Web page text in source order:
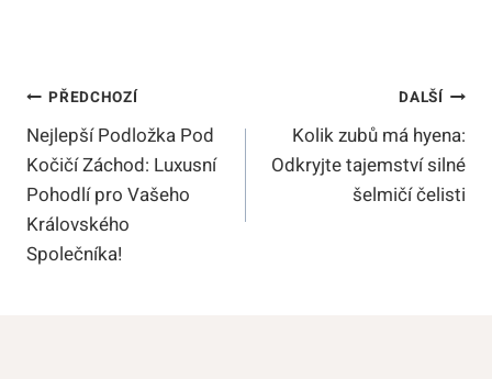
Navigace
Pro
Příspěvek
PŘEDCHOZÍ
Nejlepší Podložka Pod
Kočičí Záchod: Luxusní
Pohodlí pro Vašeho
Královského
Společníka!
DALŠÍ
Kolik zubů má hyena:
Odkryjte tajemství silné
šelmičí čelisti